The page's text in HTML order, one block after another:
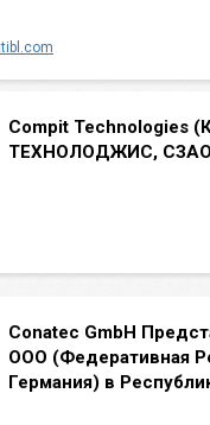
Compit Technologies
ТЕХНОЛОДЖИС,
Conatec GmbH
ООО (Федеративная
Германия) в